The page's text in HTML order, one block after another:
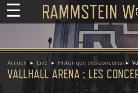
☰
Accueil Live Historique des concerts
VALLHALL ARENA : LES